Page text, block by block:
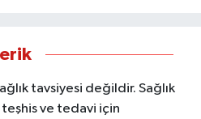
tavsiyesi değildir. Sağlık
ve tedavi için